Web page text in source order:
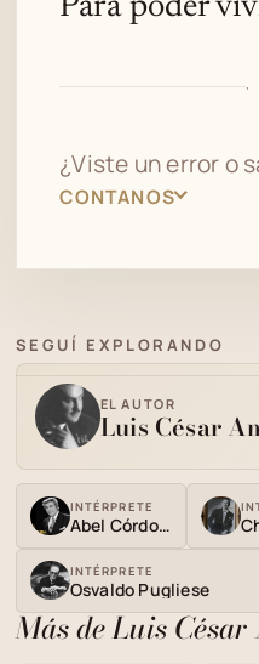
Para poder
¿Viste un error o
CONTANOS
SEGUÍ EXPLORANDO
EL AUTOR
Luis César
INTÉRPRETE
Abel Córdoba
INTÉRPRETE
Osvaldo Pugliese
Más de Luis